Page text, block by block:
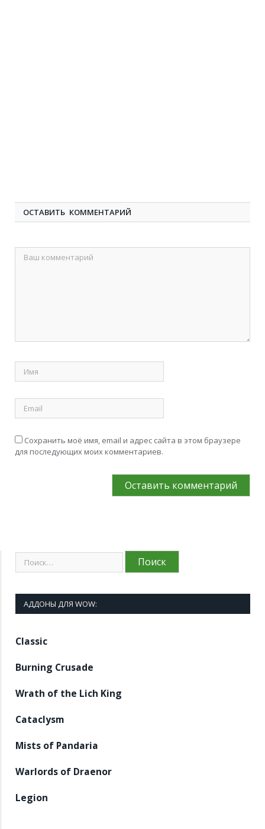
ОСТАВИТЬ КОММЕНТАРИЙ
Сохранить моё имя, email и адрес сайта в этом браузере
для последующих моих комментариев.
АДДОНЫ ДЛЯ WOW:
Classic
Burning Crusade
Wrath of the Lich King
Cataclysm
Mists of Pandaria
Warlords of Draenor
Legion